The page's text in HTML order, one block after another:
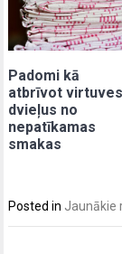
Padomi kā
atbrīvot virtuves
dvieļus no
nepatīkamas
smakas
Posted in Jaunākie